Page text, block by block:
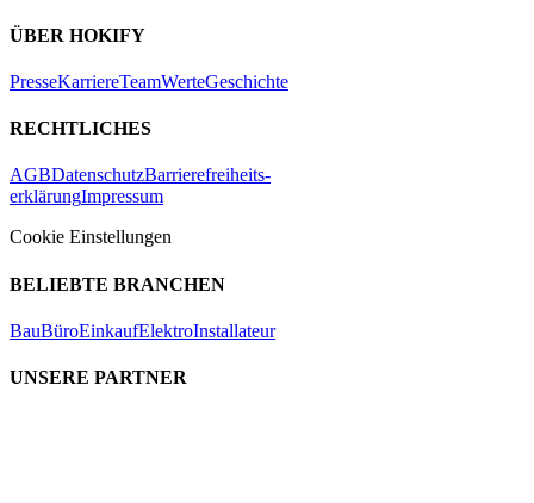
ÜBER HOKIFY
PresseKarriereTeamWerteGeschichte
RECHTLICHES
AGBDatenschutzBarrierefreiheits-
erklärungImpressum
Cookie Einstellungen
BELIEBTE BRANCHEN
BauBüroEinkaufElektroInstallateur
UNSERE PARTNER